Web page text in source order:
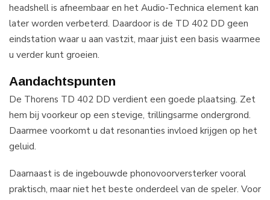
headshell is afneembaar en het Audio-Technica element kan
later worden verbeterd. Daardoor is de TD 402 DD geen
eindstation waar u aan vastzit, maar juist een basis waarmee
u verder kunt groeien.
Aandachtspunten
De Thorens TD 402 DD verdient een goede plaatsing. Zet
hem bij voorkeur op een stevige, trillingsarme ondergrond.
Daarmee voorkomt u dat resonanties invloed krijgen op het
geluid.
Daarnaast is de ingebouwde phonovoorversterker vooral
praktisch, maar niet het beste onderdeel van de speler. Voor